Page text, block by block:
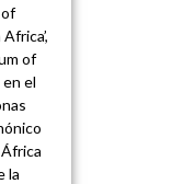
of
el
la